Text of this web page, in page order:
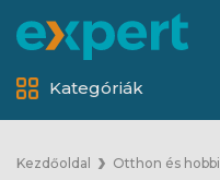
Kategóriák
Kezdőoldal Otthon és hobbi